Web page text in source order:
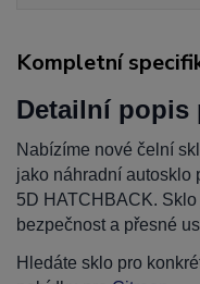
Kompletní
Detailní popis
Nabízíme nové čelní
jako náhradní autosklo
5D HATCHBACK.
bezpečnost a přesné
Hledáte sklo pro